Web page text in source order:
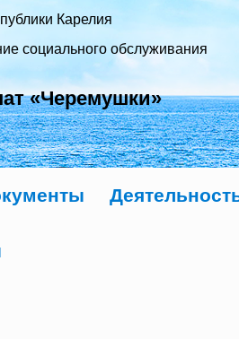
Карелия
социального обслуживания
«Черемушки»